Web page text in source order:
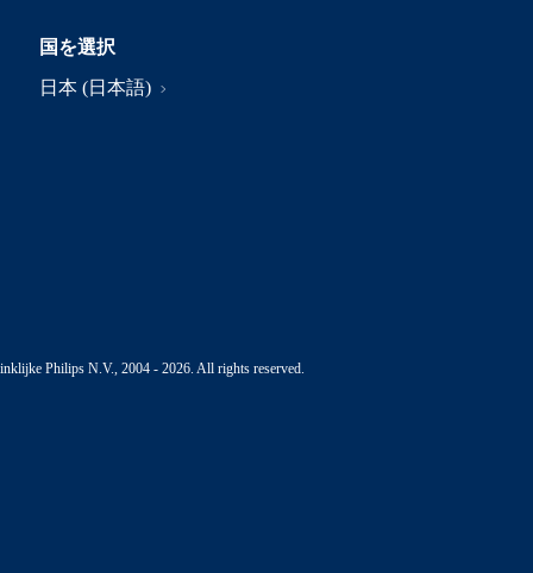
国を選択
日本 (日本語)
Philips N.V., 2004 - 2026. All rights reserved.